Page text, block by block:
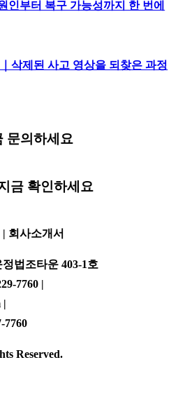
인부터 복구 가능성까지 한 번에
삭제된 사고 영상을 되찾은 과정
문의하세요
금 확인하세요
| 회사소개서
법조타운 403-1호
7760 |
|
7760
Reserved.